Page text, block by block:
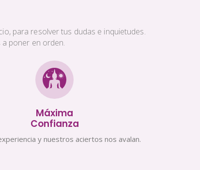
para resolver tus dudas e inquietudes.
poner en orden.
Máxima
Confianza
y nuestros aciertos nos avalan.